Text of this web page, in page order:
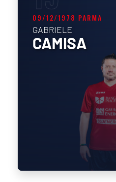
09/12/1978 PARMA
GABRIELE
CAMISA